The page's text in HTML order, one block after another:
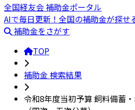
全国経友会 補助金ポータル
AIで毎日更新！全国の補助金が探せ
補助金をさがす
TOP
補助金 検索結果
令和8年度当初予算 飼料備蓄